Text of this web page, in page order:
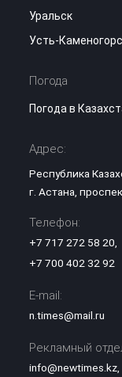
Уральск
Усть-
Погода
Погода в
Адрес:
Республика
г. Астана,
Телефон:
+7 717 272 58 20
+7 700 402 32 92
E-mail:
n.times@mail.ru
Рекламный
info@newtimes.kz,